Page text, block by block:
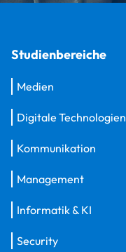
Studienbereiche
Medien
Digitale Technologien
Kommunikation
Management
Informatik & KI
Security